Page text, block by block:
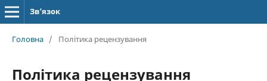
Зв’язок
Головна / Політика рецензування
Політика рецензування